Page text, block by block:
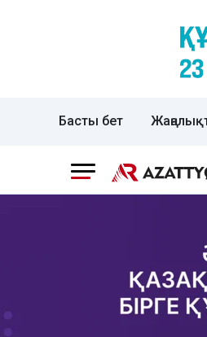
Басты бет